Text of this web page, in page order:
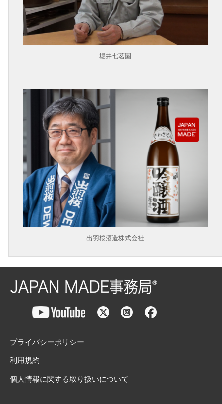
堀井七茗園
出羽桜酒造株式会社
プライバシーポリシー
利用規約
個人情報に関する取り扱いについて